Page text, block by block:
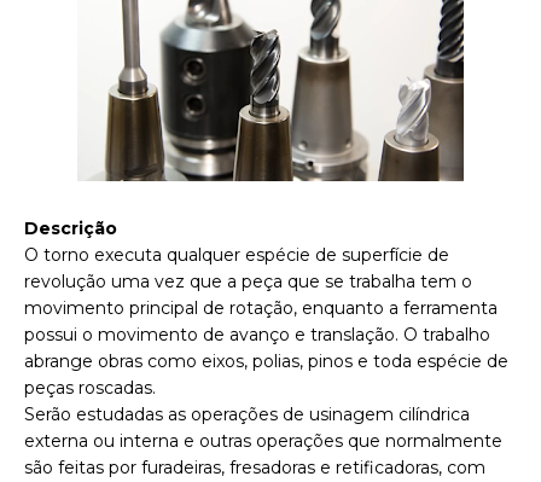
Descrição
O torno executa qualquer espécie de superfície de
revolução uma vez que a peça que se trabalha tem o
movimento principal de rotação, enquanto a ferramenta
possui o movimento de avanço e translação. O trabalho
abrange obras como eixos, polias, pinos e toda espécie de
peças roscadas.
Serão estudadas as operações de usinagem cilíndrica
externa ou interna e outras operações que normalmente
são feitas por furadeiras, fresadoras e retificadoras, com